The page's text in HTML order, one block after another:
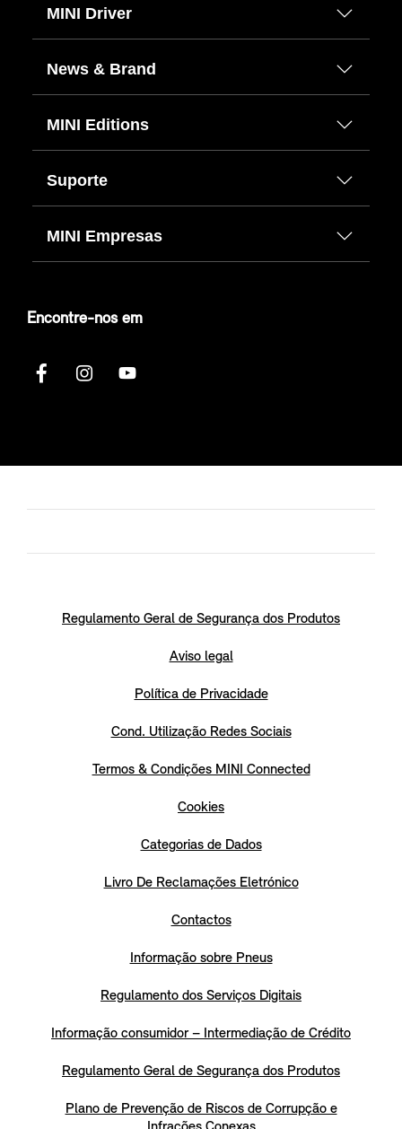
MINI Driver
News & Brand
MINI Editions
Suporte
MINI Empresas
Encontre-nos em
Regulamento Geral de Segurança dos Produtos
Aviso legal
Política de Privacidade
Cond. Utilização Redes Sociais
Termos & Condições MINI Connected
Cookies
Categorias de Dados
Livro De Reclamações Eletrónico
Contactos
Informação sobre Pneus
Regulamento dos Serviços Digitais
Informação consumidor – Intermediação de Crédito
Regulamento Geral de Segurança dos Produtos
Plano de Prevenção de Riscos de Corrupção e